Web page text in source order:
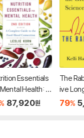
Essentials
Health: A
Guide to
87,920원
The
ive
and
79%